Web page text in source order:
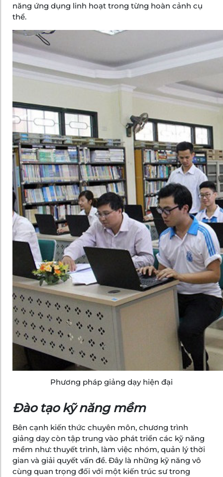
năng ứng dụng linh hoạt trong từng hoàn cảnh cụ
thể.
Phương pháp giảng dạy hiện đại
Đào tạo kỹ năng mềm
Bên cạnh kiến thức chuyên môn, chương trình
giảng dạy còn tập trung vào phát triển các kỹ năng
mềm như: thuyết trình, làm việc nhóm, quản lý thời
gian và giải quyết vấn đề. Đây là những kỹ năng vô
cùng quan trọng đối với một kiến trúc sư trong